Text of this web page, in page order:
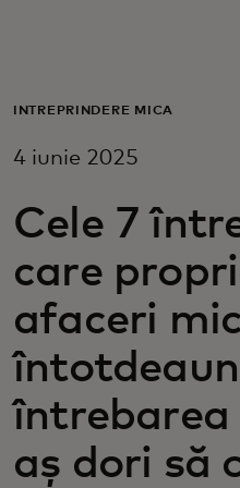
Pentru companii
Pentru inovatori
Știri și tendințe
ÎNTREPRINDERE MICĂ
4 iunie 2025
Cele 7
care
afaceri
întrebarea
aș dori să